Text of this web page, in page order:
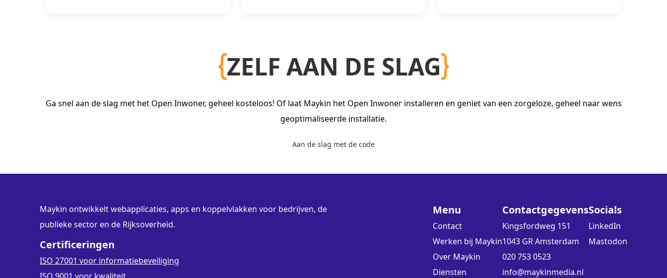
ZELF AAN DE SLAG
Ga snel aan de slag met het Open Inwoner, geheel kosteloos! Of laat Maykin het Open Inwoner installeren en geniet van een zorgeloze, geheel naar wens
geoptimaliseerde installatie.
Aan de slag met de code
Maykin ontwikkelt webapplicaties, apps en koppelvlakken voor bedrijven, de
publieke sector en de Rijksoverheid.
Certificeringen
ISO 27001 voor informatiebeveiliging
Menu
Contact
Werken bij Maykin
Over Maykin
Diensten
Contactgegevens
Kingsfordweg 151
1043 GR Amsterdam
020 753 0523
info@maykinmedia.nl
Socials
LinkedIn
Mastodon